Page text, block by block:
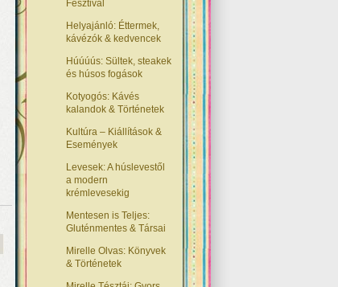
Fesztivál
Helyajánló: Éttermek,
kávézók & kedvencek
Húúúús: Sültek, steakek
és húsos fogások
Kotyogós: Kávés
kalandok & Történetek
Kultúra – Kiállítások &
Események
Levesek: A húslevestől
a modern
krémlevesekig
Mentesen is Teljes:
Gluténmentes & Társai
Mirelle Olvas: Könyvek
& Történetek